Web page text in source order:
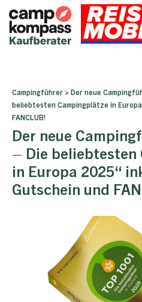
Campingführer > Der neue
beliebtesten Campingplätze in
FANCLUB!
Der neue
– Die beliebtesten
in Europa 2025“
Gutschein und